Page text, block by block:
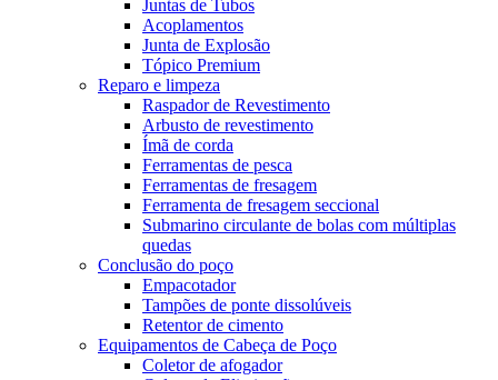
Juntas de Tubos
Acoplamentos
Junta de Explosão
Tópico Premium
Reparo e limpeza
Raspador de Revestimento
Arbusto de revestimento
Ímã de corda
Ferramentas de pesca
Ferramentas de fresagem
Ferramenta de fresagem seccional
Submarino circulante de bolas com múltiplas
quedas
Conclusão do poço
Empacotador
Tampões de ponte dissolúveis
Retentor de cimento
Equipamentos de Cabeça de Poço
Coletor de afogador